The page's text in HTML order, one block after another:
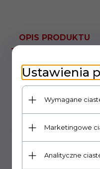
OPIS PRODUKTU
Klienci,
Ustawienia
Wymagane
Marketingowe
Analityczne